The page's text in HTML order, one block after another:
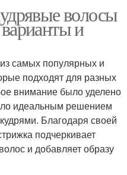
волосы
и
самых популярных и
подходят для разных
внимание было уделено
идеальным решением
Благодаря своей
подчеркивает
и добавляет образу